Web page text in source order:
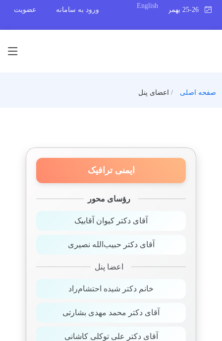
English
ورود به سامانه عضویت
صفحه اصلی اعضای پنل
ایمنی ترافیک
رؤسای محور
آقای دکتر کیوان آقابیک
آقای دکتر حبیب‌الله نصیری
اعضا پنل
خانم دکتر شیده احتشام‌راد
آقای دکتر محمد مهدی بشارتی
آقای دکتر علی توکلی کاشانی